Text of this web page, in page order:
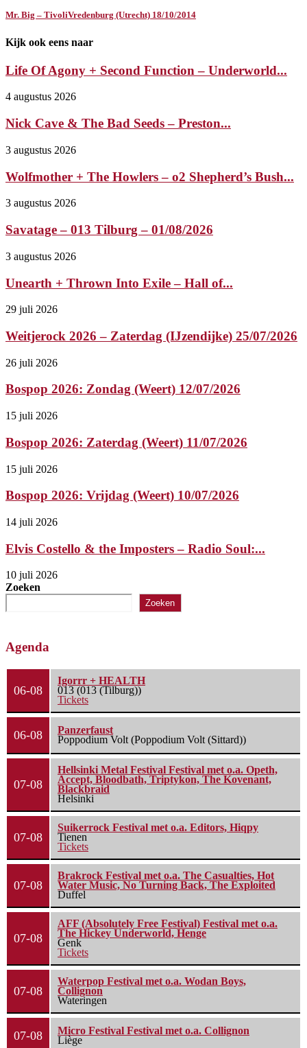
Mr. Big – TivoliVredenburg (Utrecht) 18/10/2014
Kijk ook eens naar
Life Of Agony + Second Function – Underworld...
4 augustus 2026
Nick Cave & The Bad Seeds – Preston...
3 augustus 2026
Wolfmother + The Howlers – o2 Shepherd’s Bush...
3 augustus 2026
Savatage – 013 Tilburg – 01/08/2026
3 augustus 2026
Unearth + Thrown Into Exile – Hall of...
29 juli 2026
Weitjerock 2026 – Zaterdag (IJzendijke) 25/07/2026
26 juli 2026
Bospop 2026: Zondag (Weert) 12/07/2026
15 juli 2026
Bospop 2026: Zaterdag (Weert) 11/07/2026
15 juli 2026
Bospop 2026: Vrijdag (Weert) 10/07/2026
14 juli 2026
Elvis Costello & the Imposters – Radio Soul:...
10 juli 2026
Zoeken
Zoeken
Agenda
06-08
Igorrr + HEALTH
013 (013 (Tilburg))
Tickets
06-08
Panzerfaust
Poppodium Volt (Poppodium Volt (Sittard))
07-08
Hellsinki Metal Festival Festival met o.a. Opeth,
Accept, Bloodbath, Triptykon, The Kovenant,
Blackbraid
Helsinki
07-08
Suikerrock Festival met o.a. Editors, Hiqpy
Tienen
Tickets
07-08
Brakrock Festival met o.a. The Casualties, Hot
Water Music, No Turning Back, The Exploited
Duffel
07-08
AFF (Absolutely Free Festival) Festival met o.a.
The Hickey Underworld, Henge
Genk
Tickets
07-08
Waterpop Festival met o.a. Wodan Boys,
Collignon
Wateringen
07-08
Micro Festival Festival met o.a. Collignon
Liège